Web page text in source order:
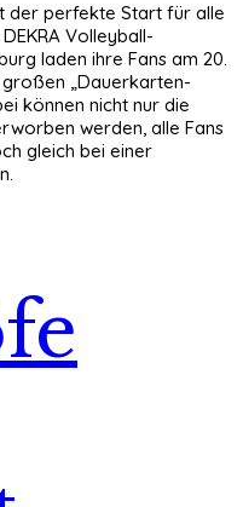
der perfekte Start für alle
Volleyball-
laden ihre Fans am 20.
großen „Dauerkarten-
können nicht nur die
werden, alle Fans
gleich bei einer